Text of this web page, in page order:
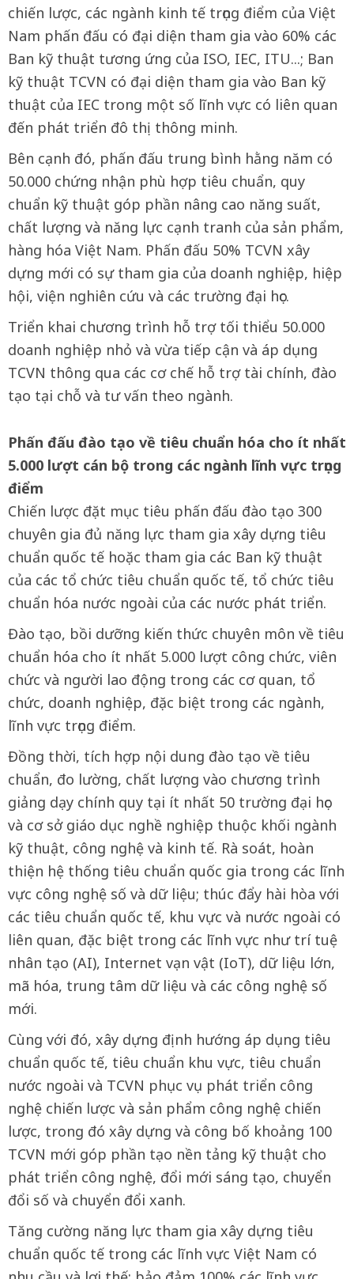
chiến lược, các ngành kinh tế trọng điểm của Việt
Nam phấn đấu có đại diện tham gia vào 60% các
Ban kỹ thuật tương ứng của ISO, IEC, ITU...; Ban
kỹ thuật TCVN có đại diện tham gia vào Ban kỹ
thuật của IEC trong một số lĩnh vực có liên quan
đến phát triển đô thị thông minh.
Bên cạnh đó, phấn đấu trung bình hằng năm có
50.000 chứng nhận phù hợp tiêu chuẩn, quy
chuẩn kỹ thuật góp phần nâng cao năng suất,
chất lượng và năng lực cạnh tranh của sản phẩm,
hàng hóa Việt Nam. Phấn đấu 50% TCVN xây
dựng mới có sự tham gia của doanh nghiệp, hiệp
hội, viện nghiên cứu và các trường đại học.
Triển khai chương trình hỗ trợ tối thiểu 50.000
doanh nghiệp nhỏ và vừa tiếp cận và áp dụng
TCVN thông qua các cơ chế hỗ trợ tài chính, đào
tạo tại chỗ và tư vấn theo ngành.
Phấn đấu đào tạo về tiêu chuẩn hóa cho ít nhất
5.000 lượt cán bộ trong các ngành lĩnh vực trọng
điểm
Chiến lược đặt mục tiêu phấn đấu đào tạo 300
chuyên gia đủ năng lực tham gia xây dựng tiêu
chuẩn quốc tế hoặc tham gia các Ban kỹ thuật
của các tổ chức tiêu chuẩn quốc tế, tổ chức tiêu
chuẩn hóa nước ngoài của các nước phát triển.
Đào tạo, bồi dưỡng kiến thức chuyên môn về tiêu
chuẩn hóa cho ít nhất 5.000 lượt công chức, viên
chức và người lao động trong các cơ quan, tổ
chức, doanh nghiệp, đặc biệt trong các ngành,
lĩnh vực trọng điểm.
Đồng thời, tích hợp nội dung đào tạo về tiêu
chuẩn, đo lường, chất lượng vào chương trình
giảng dạy chính quy tại ít nhất 50 trường đại học
và cơ sở giáo dục nghề nghiệp thuộc khối ngành
kỹ thuật, công nghệ và kinh tế. Rà soát, hoàn
thiện hệ thống tiêu chuẩn quốc gia trong các lĩnh
vực công nghệ số và dữ liệu; thúc đẩy hài hòa với
các tiêu chuẩn quốc tế, khu vực và nước ngoài có
liên quan, đặc biệt trong các lĩnh vực như trí tuệ
nhân tạo (AI), Internet vạn vật (IoT), dữ liệu lớn,
mã hóa, trung tâm dữ liệu và các công nghệ số
mới.
Cùng với đó, xây dựng định hướng áp dụng tiêu
chuẩn quốc tế, tiêu chuẩn khu vực, tiêu chuẩn
nước ngoài và TCVN phục vụ phát triển công
nghệ chiến lược và sản phẩm công nghệ chiến
lược, trong đó xây dựng và công bố khoảng 100
TCVN mới góp phần tạo nền tảng kỹ thuật cho
phát triển công nghệ, đổi mới sáng tạo, chuyển
đổi số và chuyển đổi xanh.
Tăng cường năng lực tham gia xây dựng tiêu
chuẩn quốc tế trong các lĩnh vực Việt Nam có